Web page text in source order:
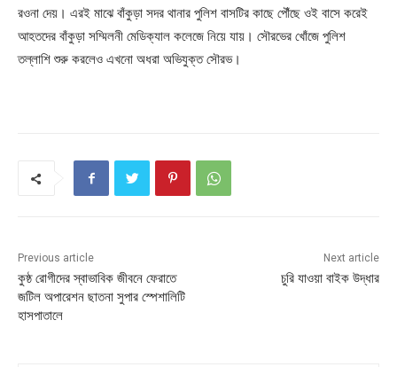
রওনা দেয়। এরই মাঝে বাঁকুড়া সদর থানার পুলিশ বাসটির কাছে পৌঁছে ওই বাসে করেই
আহতদের বাঁকুড়া সম্মিলনী মেডিক্যাল কলেজে নিয়ে যায়। সৌরভের খোঁজে পুলিশ
তল্লাশি শুরু করলেও এখনো অধরা অভিযুক্ত সৌরভ।
Previous article
কুষ্ঠ রোগীদের স্বাভাবিক জীবনে ফেরাতে
জটিল অপারেশন ছাতনা সুপার স্পেশালিটি
হাসপাতালে
Next article
চুরি যাওয়া বাইক উদ্ধার